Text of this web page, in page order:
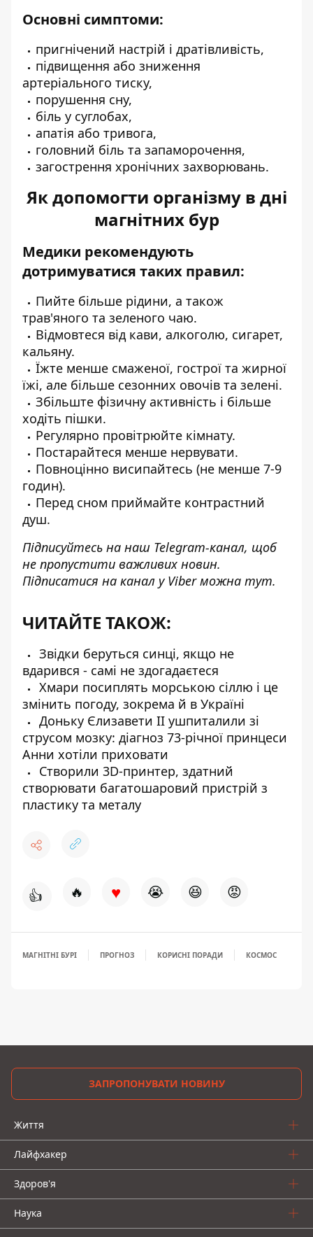
Основні симптоми:
пригнічений настрій і дратівливість,
підвищення або зниження
артеріального тиску,
порушення сну,
біль у суглобах,
апатія або тривога,
головний біль та запаморочення,
загострення хронічних захворювань.
Як допомогти організму в дні
магнітних бур
Медики рекомендують
дотримуватися таких правил:
Пийте більше рідини, а також
трав'яного та зеленого чаю.
Відмовтеся від кави, алкоголю, сигарет,
кальяну.
Їжте менше смаженої, гострої та жирної
їжі, але більше сезонних овочів та зелені.
Збільште фізичну активність і більше
ходіть пішки.
Регулярно провітрюйте кімнату.
Постарайтеся менше нервувати.
Повноцінно висипайтесь (не менше 7-9
годин).
Перед сном приймайте контрастний
душ.
Підписуйтесь на наш Telegram-канал, щоб
не пропустити важливих новин.
Підписатися на канал у Viber можна тут.
ЧИТАЙТЕ ТАКОЖ:
Звідки беруться синці, якщо не
вдарився - самі не здогадаєтеся
Хмари посиплять морською сіллю і це
змінить погоду, зокрема й в Україні
Доньку Єлизавети II ушпиталили зі
струсом мозку: діагноз 73-річної принцеси
Анни хотіли приховати
Створили 3D-принтер, здатний
створювати багатошаровий пристрій з
пластику та металу
👍 🔥 ♥ 😭 😆 😡
МАГНІТНІ БУРІ ПРОГНОЗ КОРИСНІ ПОРАДИ КОСМОС
ЗАПРОПОНУВАТИ НОВИНУ
Життя
Лайфхакер
Здоров'я
Наука